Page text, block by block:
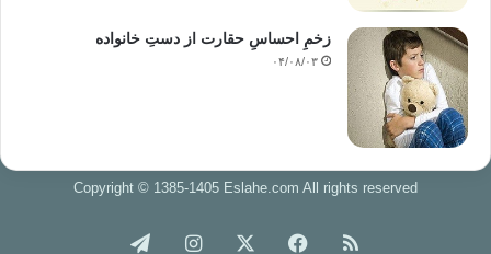
زخمِ احساسِ حقارت از دستِ خانواده
۰۴/۰۸/۰۳
Copyright © 1385-1405 Eslahe.com All rights reserved
خوراک فیس اینستاگرام